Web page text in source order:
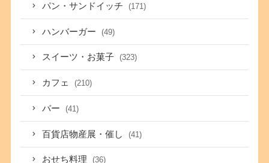
パン・サンドイッチ (171)
ハンバーガー (49)
スイーツ・お菓子 (323)
カフェ (210)
バー (41)
百貨店物産展・催し (41)
おせち料理 (36)